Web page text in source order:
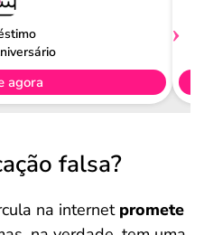
agora
falsa?
na internet promete